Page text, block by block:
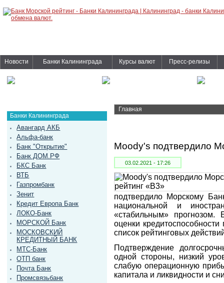
Новости Банки Калининграда Курсы валют Пресс-релизы
Банки Калининграда
Авангард АКБ
Альфа-банк
Банк "Открытие"
Банк ДОМ.РФ
БКС Банк
ВТБ
Газпромбанк
Зенит
Кредит Европа Банк
ЛОКО-Банк
МОРСКОЙ Банк
МОСКОВСКИЙ
КРЕДИТНЫЙ БАНК
МТС-Банк
ОТП банк
Почта Банк
Промсвязьбанк
Главная
Moody's подтвердило
03.02.2021 - 17:26
подтвердило Морскому
национальной и
«стабильным» прогнозом.
оценки
список рейтинговых
Подтверждение
одной стороны, низкий
слабую операционную
капитала и ликвидности и